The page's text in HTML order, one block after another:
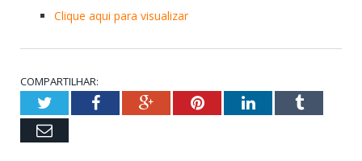
Clique aqui para visualizar
COMPARTILHAR:
TwitterFacebookGoogle+PinterestLinkedInTumblr
Email